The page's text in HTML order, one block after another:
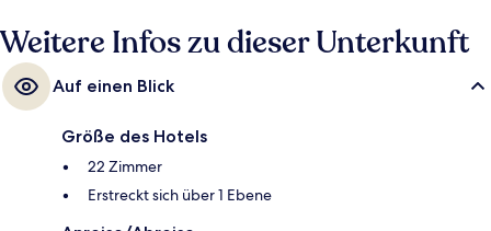
Weitere Infos zu dieser Unterkunft
Auf einen Blick
Größe des Hotels
22 Zimmer
Erstreckt sich über 1 Ebene